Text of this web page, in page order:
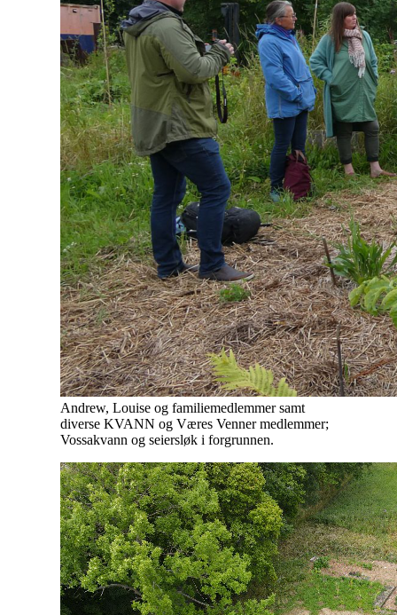
Andrew, Louise og familiemedlemmer samt
diverse KVANN og Væres Venner medlemmer;
Vossakvann og seiersløk i forgrunnen.